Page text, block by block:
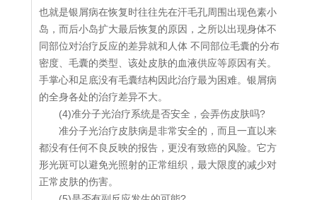
也就是银屑病在恢复时往往先在汗毛孔周围出现色素小
岛，而后小岛扩大最后恢复的原因，之所以出现身体不
同部位对治疗反应的差异就和人体 不同部位毛囊的分布
密度、毛囊的类型、该处皮肤的血液供应等原因有关。
手掌心和足底没有毛囊结构因此治疗最为困难。银屑病
的全身各处的治疗差异不大。
(4)准分子光治疗系统是否安全，会弄伤皮肤吗?
准分子光治疗皮肤病是非常安全的，而且一直以来
都没有任何不良反映的报告，更没有致癌的风险。它方
形光斑可以避免光照射的正常组织，最大限度的减少对
正常皮肤的伤害。